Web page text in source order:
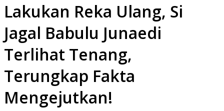
Lakukan Reka Ulang, Si
Jagal Babulu Junaedi
Terlihat Tenang,
Terungkap Fakta
Mengejutkan!